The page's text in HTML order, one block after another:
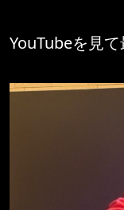
YouTubeを見